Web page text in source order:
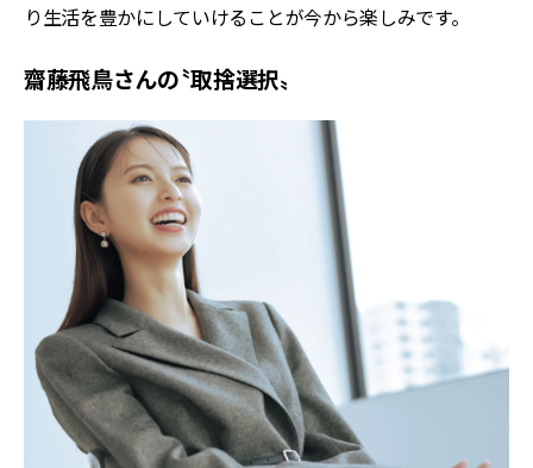
り生活を豊かにしていけることが今から楽しみです。
齋藤飛鳥さんの〝取捨選択〟